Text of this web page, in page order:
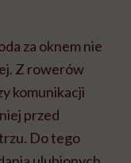
za oknem nie
Z rowerów
komunikacji
przed
Do tego